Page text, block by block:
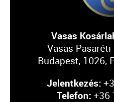
Vasas
Vasas
Budapest, 1026,
Jelentkezés:
Telefon: +36